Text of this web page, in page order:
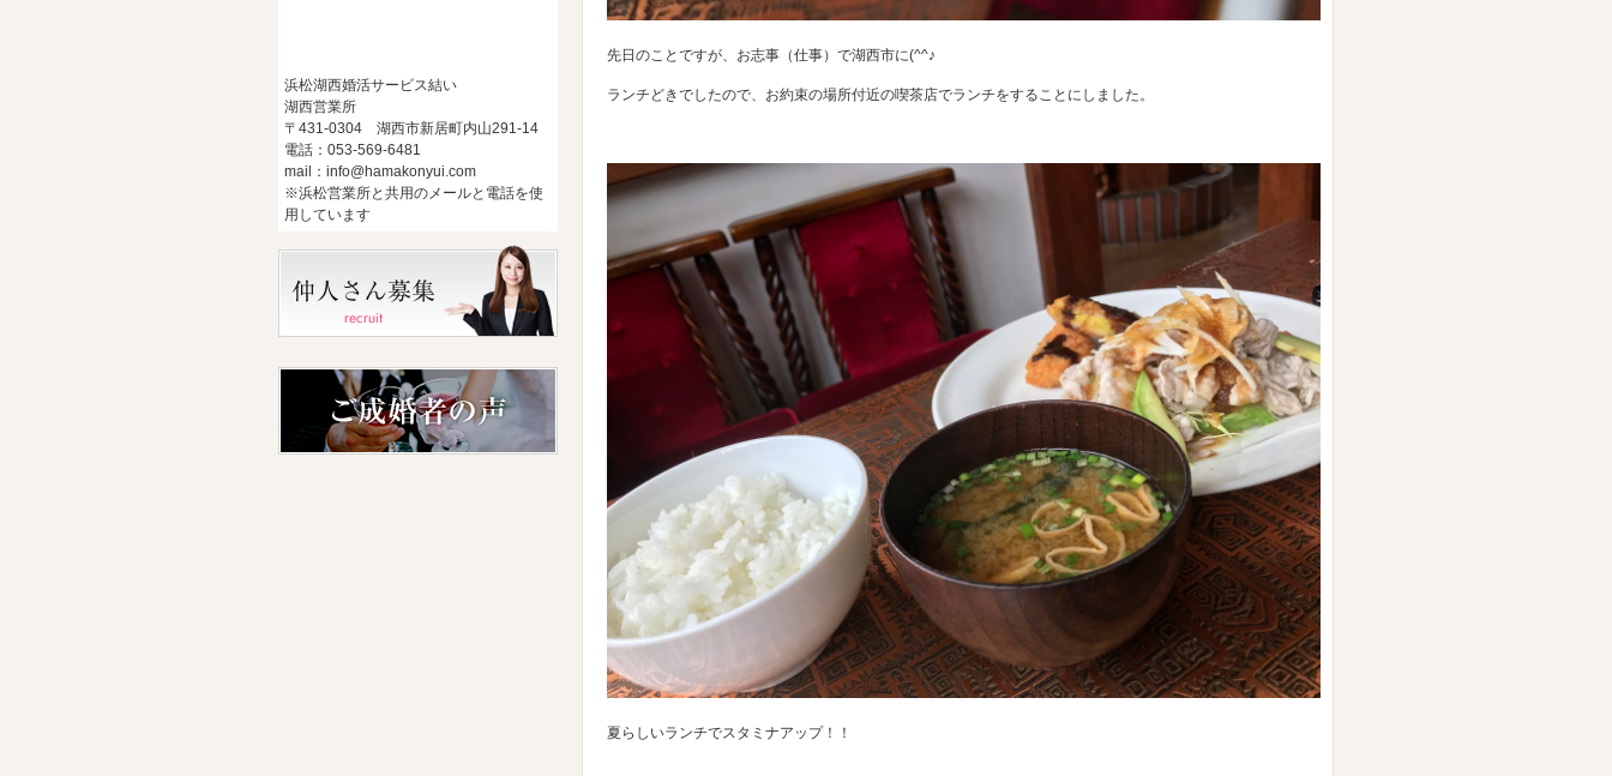
先日のことですが、お志事（仕事）で湖西市に(^^♪
ランチどきでしたので、お約束の場所付近の喫茶店でランチをすることにしました。
夏らしいランチでスタミナアップ！！
浜松湖西婚活サービス結い
湖西営業所
〒431-0304 湖西市新居町内山291-14
電話：053-569-6481
mail：info@hamakonyui.com
※浜松営業所と共用のメールと電話を使
用しています